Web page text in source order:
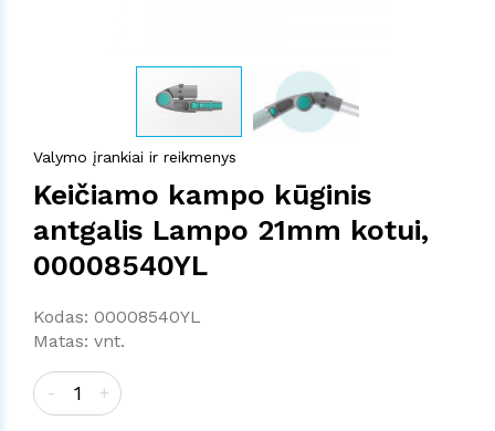
Valymo įrankiai ir reikmenys
Keičiamo kampo kūginis
antgalis Lampo 21mm kotui,
00008540YL
Kodas: 00008540YL
Matas: vnt.
- +